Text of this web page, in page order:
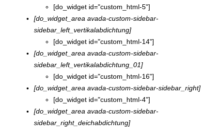
[do_widget id="custom_html-5"]
[do_widget_area avada-custom-sidebar-
sidebar_left_vertikalabdichtung]
[do_widget id="custom_html-14"]
[do_widget_area avada-custom-sidebar-
sidebar_left_vertikalabdichtung_01]
[do_widget id="custom_html-16"]
[do_widget_area avada-custom-sidebar-sidebar_right]
[do_widget id="custom_html-4"]
[do_widget_area avada-custom-sidebar-
sidebar_right_deichabdichtung]